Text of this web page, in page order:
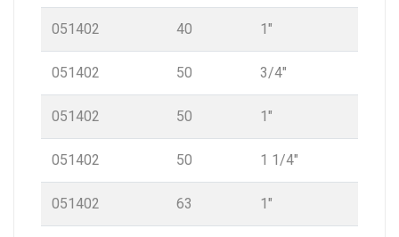
051402 40 1″
051402 50 3/4″
051402 50 1″
051402 50 1 1/4″
051402 63 1″